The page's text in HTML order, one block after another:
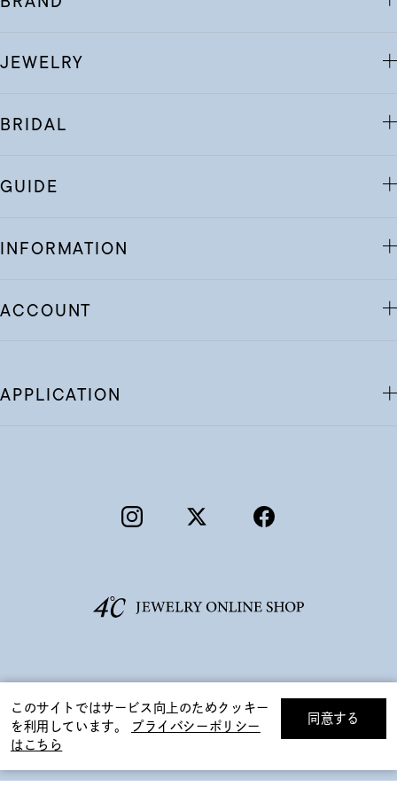
絞り込んで検索する
JEWELRY
BRIDAL
GUIDE
INFORMATION
ACCOUNT
APPLICATION
このサイトではサービス向上のためクッキー
を利用しています。
プライバシーポリシー
はこちら
同意する